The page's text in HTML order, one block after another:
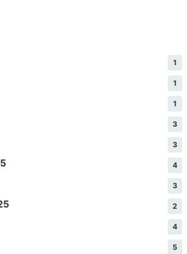
1
1
1
3
3
4
3
2
4
5